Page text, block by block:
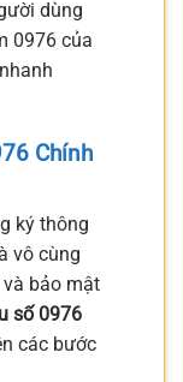
dùng
0976 của
Chính
ký thông
vô cùng
bảo mật
số 0976
các bước